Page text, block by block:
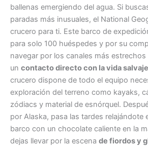
ballenas emergiendo del agua. Si
paradas más inusuales, el National
crucero para ti. Este barco de
para solo 100 huéspedes y por su
navegar por los canales más
un contacto directo con la vida
crucero dispone de todo el equipo
exploración del terreno como kayaks,
zódiacs y material de esnórquel.
por Alaska, pasa las tardes relajándote
barco con un chocolate caliente en la
dejas llevar por la escena de fiordos y